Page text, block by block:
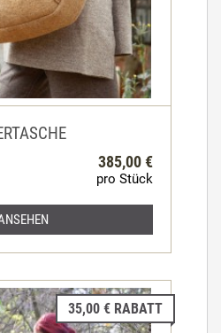
385,00 €
pro Stück
35,00 € RABATT